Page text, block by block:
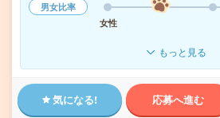
男女比率
女性
もっと見る
気になる! 応募へ進む